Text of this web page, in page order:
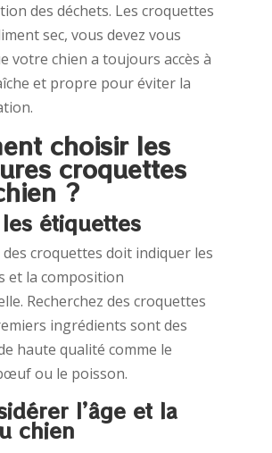
des déchets. Les croquettes
sec, vous devez vous
votre chien a toujours accès à
et propre pour éviter la
choisir les
croquettes
?
étiquettes
des croquettes doit indiquer les
et la composition
Recherchez des croquettes
ingrédients sont des
haute qualité comme le
ou le poisson.
l’âge et la
chien